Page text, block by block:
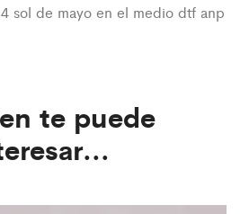
sol de mayo en el medio dtf anp
te puede